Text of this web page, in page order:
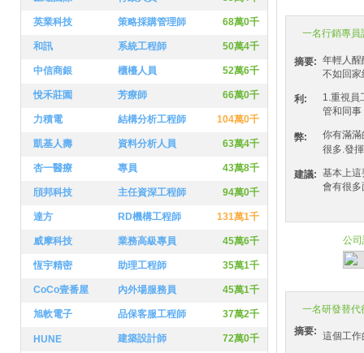
英業科技 策略採購管理師 68萬0千
和訊 系統工程師 50萬4千
中信商銀 櫃檯人員 52萬6千
悅禾莊園 芳療師 66萬0千
力積電 結構分析工程師 104萬0千
凱基人壽 資料分析人員 63萬4千
杏一醫療 專員 43萬8千
頎邦科技 主任資深工程師 94萬0千
達方 RD機構工程師 131萬1千
威摩科技 業務高級專員 45萬6千
恆宇精密 助理工程師 35萬1千
CoCo壹番屋 內外場服務員 45萬1千
旭軟電子 品保客服工程師 37萬2千
HUNE 建築設計師 72萬0千
一名行銷專員
摘要: 年輕人醒
不如回家
利:
1.重視員
管和同事
弊:
你有滿
很多.發
建議: 基本上
會有很多
公
一名研發替代
摘要: 這個工作